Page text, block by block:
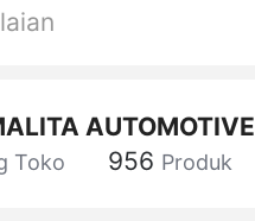
AUTOMOTIVE
Toko 956 Produk